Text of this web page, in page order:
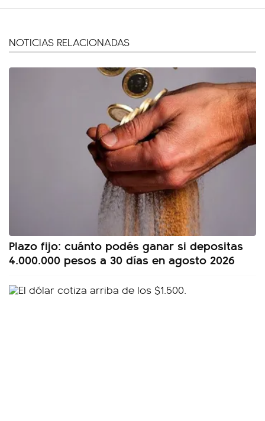
NOTICIAS RELACIONADAS
Plazo fijo: cuánto podés ganar si depositas
4.000.000 pesos a 30 días en agosto 2026